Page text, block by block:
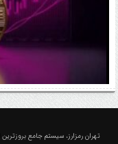
اتفاق مهم در بازار